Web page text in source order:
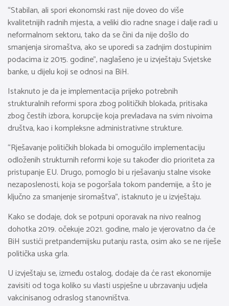
“Stabilan, ali spori ekonomski rast nije doveo do više
kvalitetnijih radnih mjesta, a veliki dio radne snage i dalje radi u
neformalnom sektoru, tako da se čini da nije došlo do
smanjenja siromaštva, ako se uporedi sa zadnjim dostupinim
podacima iz 2015. godine”, naglašeno je u izvještaju Svjetske
banke, u dijelu koji se odnosi na BiH.
Istaknuto je da je implementacija prijeko potrebnih
strukturalnih reformi spora zbog političkih blokada, pritisaka
zbog čestih izbora, korupcije koja prevladava na svim nivoima
društva, kao i kompleksne administrativne strukture.
“Rješavanje političkih blokada bi omogućilo implementaciju
odloženih strukturnih reformi koje su također dio prioriteta za
pristupanje EU. Drugo, pomoglo bi u rješavanju stalne visoke
nezaposlenosti, koja se pogoršala tokom pandemije, a što je
ključno za smanjenje siromaštva”, istaknuto je u izvještaju.
Kako se dodaje, dok se potpuni oporavak na nivo realnog
dohotka 2019. očekuje 2021. godine, malo je vjerovatno da će
BiH sustići pretpandemijsku putanju rasta, osim ako se ne riješe
politička uska grla.
U izvještaju se, između ostalog, dodaje da će rast ekonomije
zavisiti od toga koliko su vlasti uspješne u ubrzavanju udjela
vakcinisanog odraslog stanovništva.